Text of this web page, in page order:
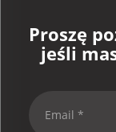
Proszę
jeśli